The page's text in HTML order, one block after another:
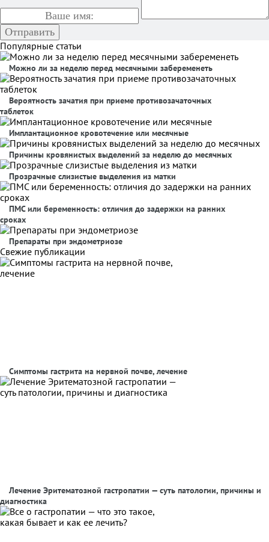
Популярные статьи
Можно ли за неделю перед месячными забеременеть
Вероятность зачатия при приеме противозачаточных
таблеток
Имплантационное кровотечение или месячные
Причины кровянистых выделений за неделю до месячных
Прозрачные слизистые выделения из матки
ПМС или беременность: отличия до задержки на ранних
сроках
Препараты при эндометриозе
Свежие публикации
Симптомы гастрита на нервной почве, лечение
Лечение Эритематозной гастропатии — суть патологии, причины и
диагностика